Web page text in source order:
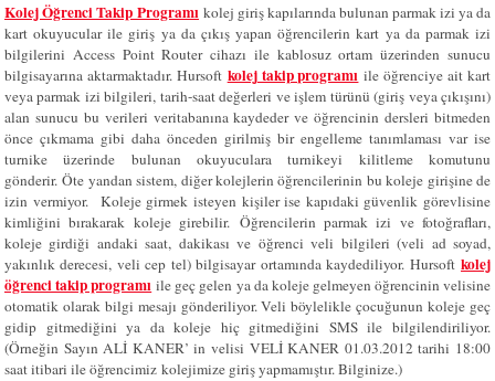
Kolej Öğrenci Takip Programı kolej giriş kapılarında bulunan parmak izi ya da
kart okuyucular ile giriş ya da çıkış yapan öğrencilerin kart ya da parmak izi
bilgilerini Access Point Router cihazı ile kablosuz ortam üzerinden sunucu
bilgisayarına aktarmaktadır. Hursoft kolej takip programı ile öğrenciye ait kart
veya parmak izi bilgileri, tarih-saat değerleri ve işlem türünü (giriş veya çıkışını)
alan sunucu bu verileri veritabanına kaydeder ve öğrencinin dersleri bitmeden
önce çıkmama gibi daha önceden girilmiş bir engelleme tanımlaması var ise
turnike üzerinde bulunan okuyuculara turnikeyi kilitleme komutunu
gönderir. Öte yandan sistem, diğer kolejlerin öğrencilerinin bu koleje girişine de
izin vermiyor.
Koleje girmek isteyen kişiler ise kapıdaki güvenlik görevlisine
kimliğini bırakarak koleje girebilir. Öğrencilerin parmak izi ve fotoğrafları,
koleje girdiği andaki saat, dakikası ve öğrenci veli bilgileri (veli ad soyad,
yakınlık derecesi, veli cep tel) bilgisayar ortamında kaydediliyor. Hursoft kolej
öğrenci takip programı ile geç gelen ya da koleje gelmeyen öğrencinin velisine
otomatik olarak bilgi mesajı gönderiliyor. Veli böylelikle çocuğunun koleje geç
gidip gitmediğini ya da koleje hiç gitmediğini SMS ile bilgilendiriliyor.
(Örneğin Sayın ALİ KANER’ in velisi VELİ KANER 01.03.2012 tarihi 18:00
saat itibari ile öğrencimiz kolejimize giriş yapmamıştır. Bilginize.)